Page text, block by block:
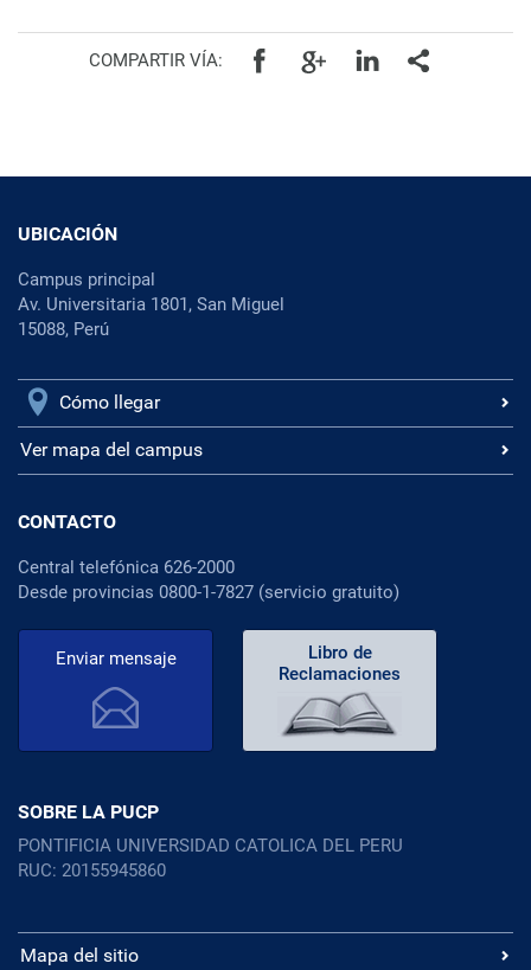
COMPARTIR VÍA:
UBICACIÓN
Campus principal
Av. Universitaria 1801, San Miguel
15088, Perú
Cómo llegar
Ver mapa del campus
CONTACTO
Central telefónica 626-2000
Desde provincias 0800-1-7827 (servicio gratuito)
Enviar mensaje
Libro de
Reclamaciones
SOBRE LA PUCP
PONTIFICIA UNIVERSIDAD CATOLICA DEL PERU
RUC: 20155945860
Mapa del sitio